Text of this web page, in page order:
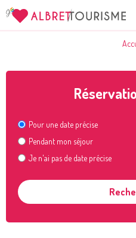
Pour une date précise
Pendant mon séjour
Je n'ai pas de date précise